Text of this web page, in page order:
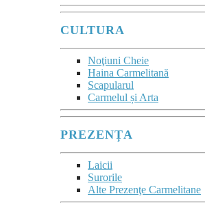
CULTURA
Noţiuni Cheie
Haina Carmelitană
Scapularul
Carmelul și Arta
PREZENȚA
Laicii
Surorile
Alte Prezenţe Carmelitane